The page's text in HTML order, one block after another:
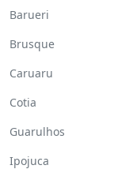
Barueri
Brusque
Caruaru
Cotia
Guarulhos
Ipojuca